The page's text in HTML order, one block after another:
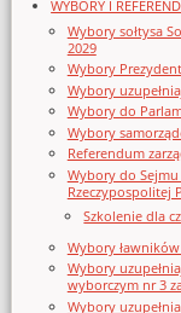
WYBORY I
Wybory sołtysa
2029
Wybory
Wybory
Wybory do
Wybory
Referendum
Wybory do
Rzeczypospolitej
Szkolenie dla
Wybory
Wybory
wyborczym nr 3
Wybory